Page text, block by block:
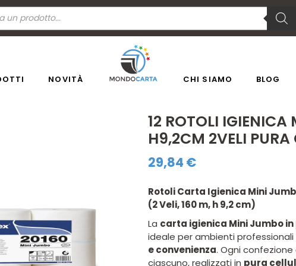
NOVITÀ CHI SIAMO BLOG
12 ROTOLI
H9,2CM 2VELI
29,84 €
Rotoli Carta Igienica Mini
(2 Veli, 160 m, h 9,2 cm)
La carta igienica Mini Jumbo
ideale per ambienti
e convenienza. Ogni
ciascuno, realizzati in pura